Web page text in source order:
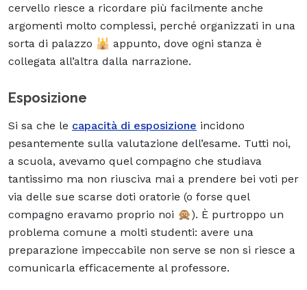
cervello riesce a ricordare più facilmente anche
argomenti molto complessi, perché organizzati in una
sorta di palazzo 🕌 appunto, dove ogni stanza è
collegata all’altra dalla narrazione.
Esposizione
Si sa che le capacità di esposizione incidono
pesantemente sulla valutazione dell’esame. Tutti noi,
a scuola, avevamo quel compagno che studiava
tantissimo ma non riusciva mai a prendere bei voti per
via delle sue scarse doti oratorie (o forse quel
compagno eravamo proprio noi 🙊). È purtroppo un
problema comune a molti studenti: avere una
preparazione impeccabile non serve se non si riesce a
comunicarla efficacemente al professore.